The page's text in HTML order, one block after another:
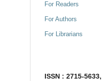
For Readers
For Authors
For Librarians
ISSN : 2715-5633,